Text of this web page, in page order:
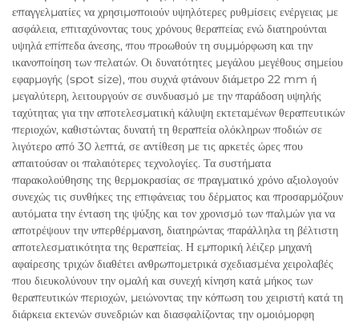
επαγγελματίες να χρησιμοποιούν υψηλότερες ρυθμίσεις ενέργειας με
ασφάλεια, επιταχύνοντας τους χρόνους θεραπείας ενώ διατηρούνται
υψηλά επίπεδα άνεσης, που προωθούν τη συμμόρφωση και την
ικανοποίηση των πελατών. Οι δυνατότητες μεγάλου μεγέθους σημείου
εφαρμογής (spot size), που συχνά φτάνουν διάμετρο 22 mm ή
μεγαλύτερη, λειτουργούν σε συνδυασμό με την παράδοση υψηλής
ταχύτητας για την αποτελεσματική κάλυψη εκτεταμένων θεραπευτικών
περιοχών, καθιστώντας δυνατή τη θεραπεία ολόκληρων ποδιών σε
λιγότερο από 30 λεπτά, σε αντίθεση με τις αρκετές ώρες που
απαιτούσαν οι παλαιότερες τεχνολογίες. Τα συστήματα
παρακολούθησης της θερμοκρασίας σε πραγματικό χρόνο αξιολογούν
συνεχώς τις συνθήκες της επιφάνειας του δέρματος και προσαρμόζουν
αυτόματα την ένταση της ψύξης και τον χρονισμό των παλμών για να
αποτρέψουν την υπερθέρμανση, διατηρώντας παράλληλα τη βέλτιστη
αποτελεσματικότητα της θεραπείας. Η εμπορική λέιζερ μηχανή
αφαίρεσης τριχών διαθέτει ανθρωπομετρικά σχεδιασμένα χειρολαβές
που διευκολύνουν την ομαλή και συνεχή κίνηση κατά μήκος των
θεραπευτικών περιοχών, μειώνοντας την κόπωση του χειριστή κατά τη
διάρκεια εκτενών συνεδριών και διασφαλίζοντας την ομοιόμορφη